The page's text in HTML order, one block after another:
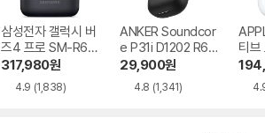
삼성전자 갤럭시 버
즈4 프로 SM-R64
0
317,980원
4.9 (1,838)
ANKER Soundcor
e P31i D1202 R60
i NC
29,900원
4.8 (1,341)
티브